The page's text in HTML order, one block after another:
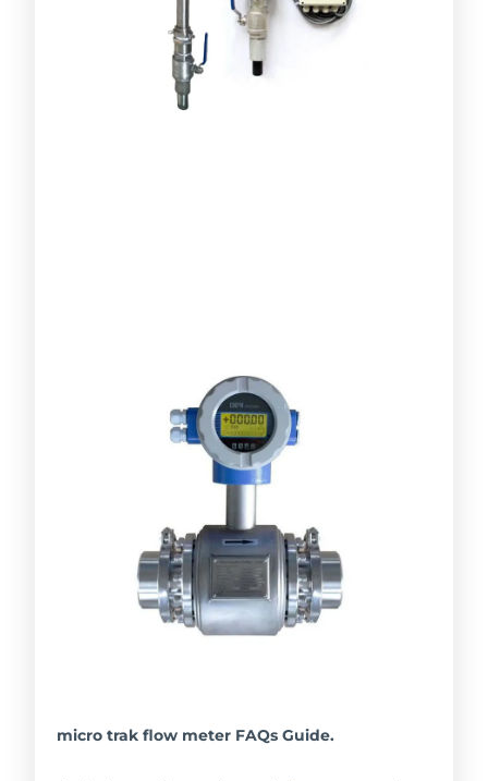
micro trak flow meter FAQs Guide.